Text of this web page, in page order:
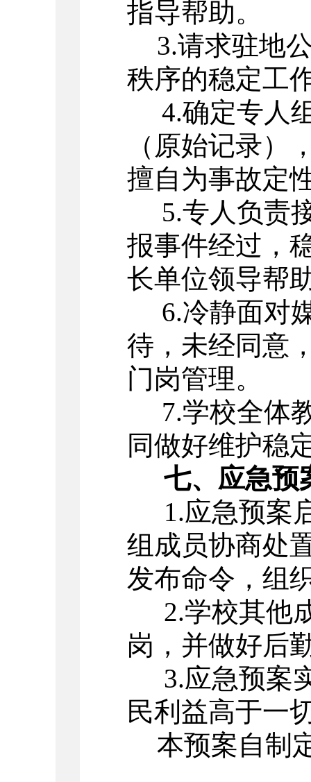
指导帮助。
3.请求驻地
秩序的稳定工
4.确定专人
（原始记录）
擅自为事故定
5.专人负责
报事件经过，
长单位领导帮
6.冷静面对
待，未经同意
门岗管理。
7.学校全体
同做好维护稳
七、应急预
1.应急预案
组成员协商处
发布命令，组
2.学校其他
岗，并做好后
3.应急预案
民利益高于一
本预案自制